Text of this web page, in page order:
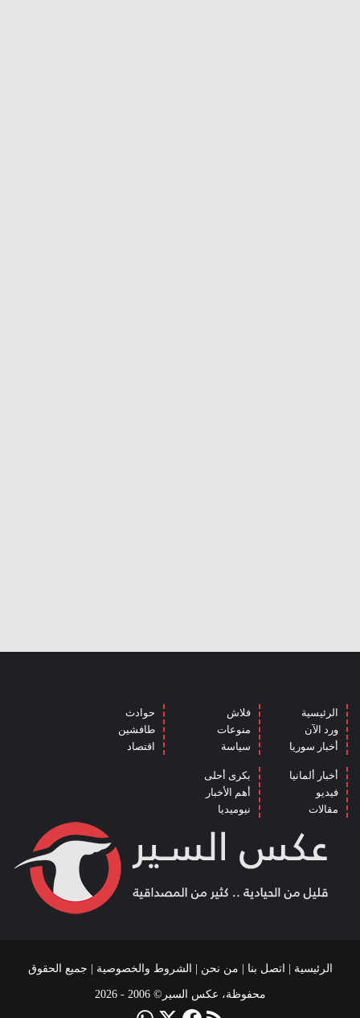
الرئيسية
ورد الآن
أخبار سوريا
فلاش
منوعات
سياسة
حوادث
طافشين
اقتصاد
أخبار ألمانيا
فيديو
مقالات
بكرى أحلى
أهم الأخبار
نيوميديا
الرئيسية اتصل بنا من نحن الشروط والخصوصية | جميع الحقوق
محفوظة، عكس السير© 2006 - 2026